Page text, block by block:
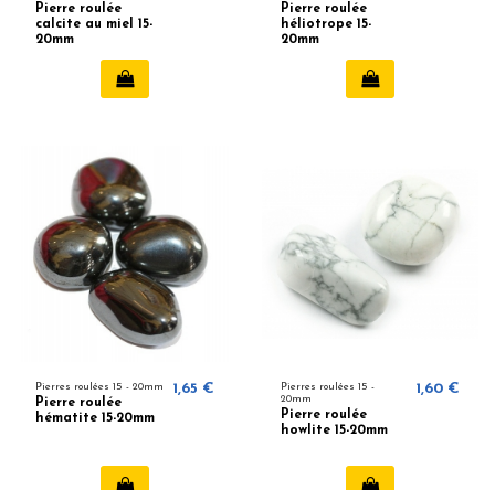
Pierre roulée
calcite au miel 15-
20mm
Pierre roulée
héliotrope 15-
20mm
Pierres roulées 15 - 20mm
Pierre roulée
hématite 15-20mm
1,65 €
Pierres roulées 15 -
20mm
Pierre roulée
howlite 15-20mm
1,60 €